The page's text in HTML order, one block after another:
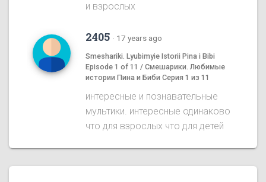
и взрослых
2405 · 17 years ago
Smeshariki. Lyubimyie Istorii Pina i Bibi
Episode 1 of 11 / Смешарики. Любимые
истории Пина и Биби Серия 1 из 11
интересные и познавательные
мультики. интересные одинаково
что для взрослых что для детей